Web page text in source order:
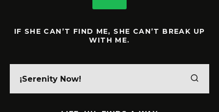
IF SHE CAN’T FIND ME, SHE CAN’T BREAK UP
WITH ME.